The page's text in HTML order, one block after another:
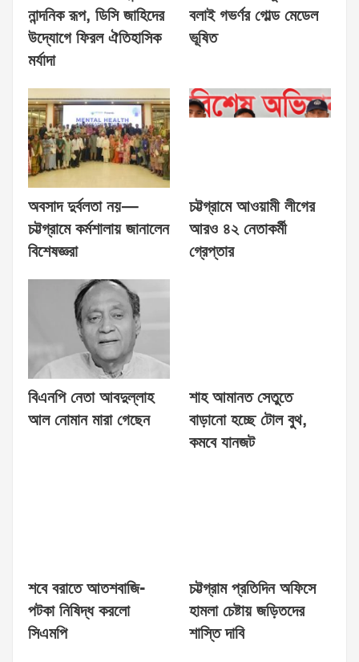
নান্দনিক রূপ, ডিসি জাহিদের
উদ্যোগে ফিরল ঐতিহাসিক
মর্যাদা
বলাই গভর্ণর গোল্ড মেডেল
ভূষিত
অবসাদ দুর্বলতা নয়—
চট্টগ্রামে কর্মশালায় জানালেন
বিশেষজ্ঞরা
চট্টগ্রামে আওয়ামী লীগের
আরও ৪২ নেতাকর্মী
গ্রেপ্তার
বিএনপি নেতা আবদুল্লাহ
আল নোমান মারা গেছেন
শাহ আমানত সেতুতে
বাড়ানো হচ্ছে টোল বুথ,
কমবে যানজট
শবে বরাতে আতশবাজি-
পটকা নিষিদ্ধ করলো
সিএমপি
চট্টগ্রাম প্রতিদিন অফিসে
হামলা চেষ্টায় জড়িতদের
শাস্তি দাবি